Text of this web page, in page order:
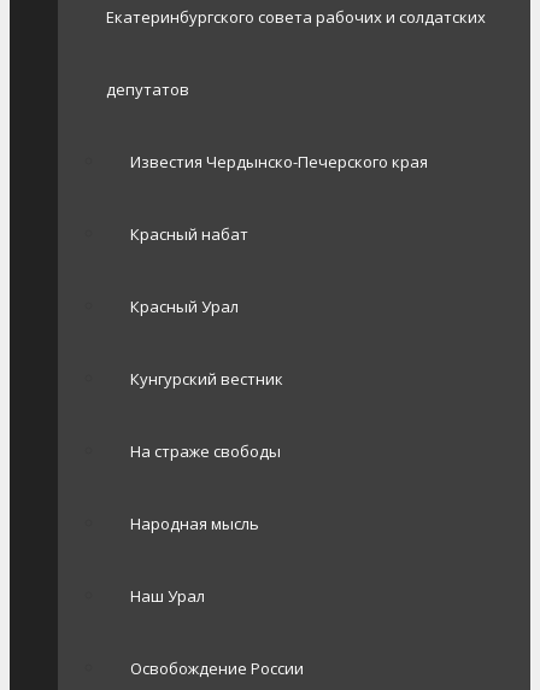
Екатеринбургского совета рабочих и солдатских
депутатов
Известия Чердынско-Печерского края
Красный набат
Красный Урал
Кунгурский вестник
На страже свободы
Народная мысль
Наш Урал
Освобождение России